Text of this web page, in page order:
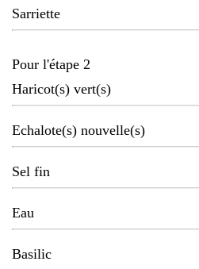
Sarriette
Pour l'étape 2
Haricot(s) vert(s)
Echalote(s) nouvelle(s)
Sel fin
Eau
Basilic